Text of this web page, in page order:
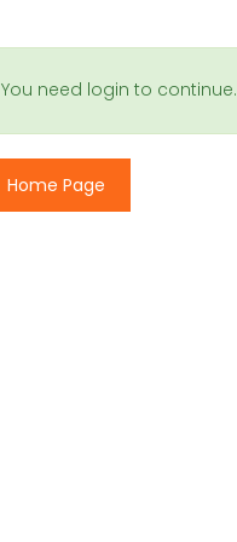
You need login to continue.
Home Page